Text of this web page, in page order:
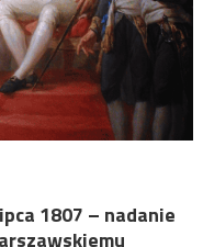
1807 – nadanie